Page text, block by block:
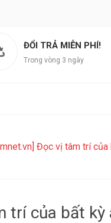
ĐỔI TRẢ MIỄN PHÍ!
Trong vòng 3 ngày
Đọc vị tâm trí
trí của bất kỳ